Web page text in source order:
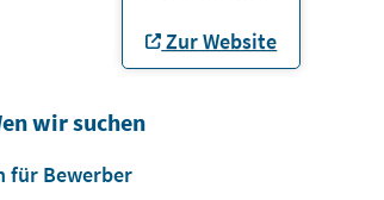
Zur Website
wir suchen
für Bewerber